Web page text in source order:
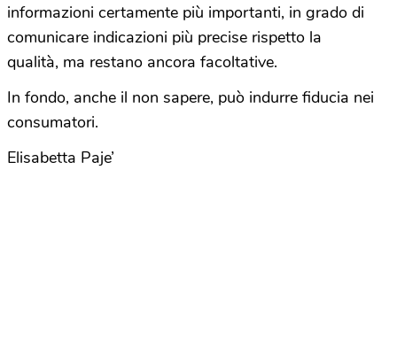
informazioni certamente più importanti, in grado di
comunicare indicazioni più precise rispetto la
qualità, ma restano ancora facoltative.
In fondo, anche il non sapere, può indurre fiducia nei
consumatori.
Elisabetta Paje’